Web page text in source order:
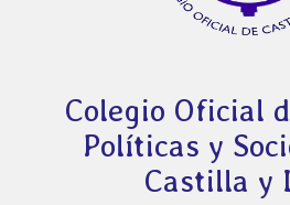
Colegio Oficial
Políticas y
Castilla y